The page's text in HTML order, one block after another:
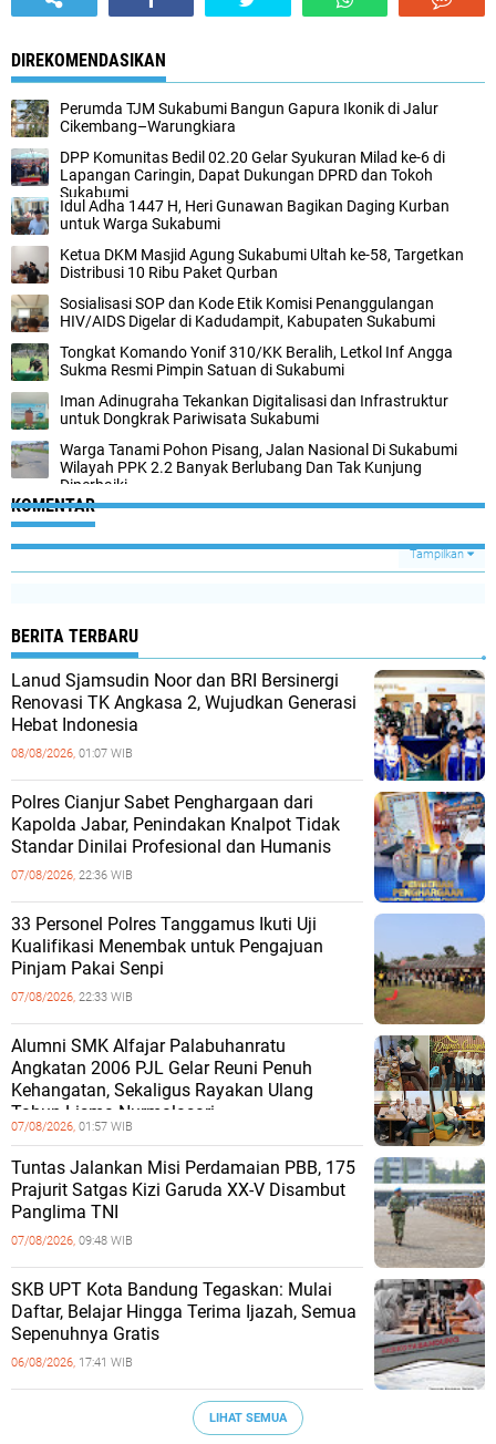
DIREKOMENDASIKAN
Perumda TJM Sukabumi Bangun Gapura Ikonik di Jalur
Cikembang–Warungkiara
DPP Komunitas Bedil 02.20 Gelar Syukuran Milad ke-6 di
Lapangan Caringin, Dapat Dukungan DPRD dan Tokoh
Sukabumi
Idul Adha 1447 H, Heri Gunawan Bagikan Daging Kurban
untuk Warga Sukabumi
Ketua DKM Masjid Agung Sukabumi Ultah ke-58, Targetkan
Distribusi 10 Ribu Paket Qurban
Sosialisasi SOP dan Kode Etik Komisi Penanggulangan
HIV/AIDS Digelar di Kadudampit, Kabupaten Sukabumi
Tongkat Komando Yonif 310/KK Beralih, Letkol Inf Angga
Sukma Resmi Pimpin Satuan di Sukabumi
Iman Adinugraha Tekankan Digitalisasi dan Infrastruktur
untuk Dongkrak Pariwisata Sukabumi
Warga Tanami Pohon Pisang, Jalan Nasional Di Sukabumi
Wilayah PPK 2.2 Banyak Berlubang Dan Tak Kunjung
Diperbaiki
KOMENTAR
Tampilkan
BERITA TERBARU
Lanud Sjamsudin Noor dan BRI Bersinergi
Renovasi TK Angkasa 2, Wujudkan Generasi
Hebat Indonesia
08/08/2026, 01:07 WIB
Polres Cianjur Sabet Penghargaan dari
Kapolda Jabar, Penindakan Knalpot Tidak
Standar Dinilai Profesional dan Humanis
07/08/2026, 22:36 WIB
33 Personel Polres Tanggamus Ikuti Uji
Kualifikasi Menembak untuk Pengajuan
Pinjam Pakai Senpi
07/08/2026, 22:33 WIB
Alumni SMK Alfajar Palabuhanratu
Angkatan 2006 PJL Gelar Reuni Penuh
Kehangatan, Sekaligus Rayakan Ulang
Tahun Lisma Nurmalasari
07/08/2026, 01:57 WIB
Tuntas Jalankan Misi Perdamaian PBB, 175
Prajurit Satgas Kizi Garuda XX-V Disambut
Panglima TNI
07/08/2026, 09:48 WIB
SKB UPT Kota Bandung Tegaskan: Mulai
Daftar, Belajar Hingga Terima Ijazah, Semua
Sepenuhnya Gratis
06/08/2026, 17:41 WIB
LIHAT SEMUA